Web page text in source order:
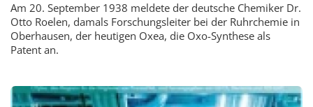
Am 20. September 1938 meldete der deutsche Chemiker Dr.
Otto Roelen, damals Forschungsleiter bei der Ruhrchemie in
Oberhausen, der heutigen Oxea, die Oxo-Synthese als
Patent an.